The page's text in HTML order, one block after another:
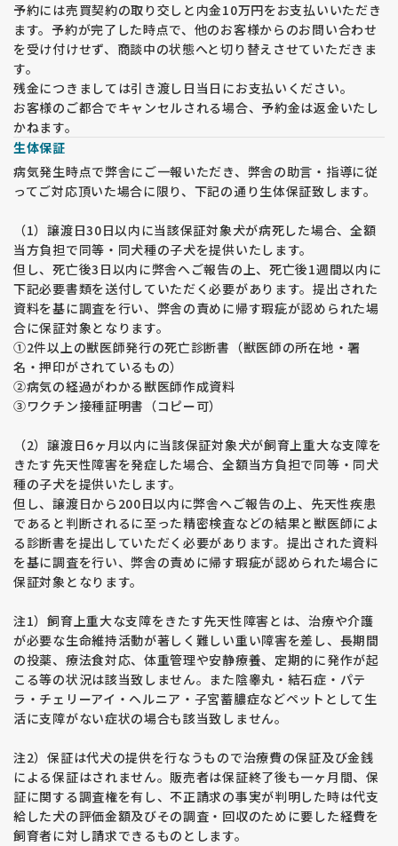
03：犬の福祉を守るための繁殖制限をおこないます
雌犬の生涯の繁殖回数は5回を上限とし、出産時に18ヶ月以下
、7歳以上となる繁殖はおこないません
帝王切開を2回受けた雌犬は、以降繁殖に用いることを禁止し
ます。
雌犬の出産は、６ヶ月ごとに発情期があると仮定して１年間に
１回のみとし、出産後の初めての発情の間は母体を休養させま
す。
発情期が不定期の場合は、出産から出産まで少なくとも 10 ヶ
月の間隔を開けることとします。
診断の結果をもとに引退時期を決定します。
04：繁殖犬の遺伝性疾患及び健康管理に関する取組みをおこな
います
・股関形成不全：生後12ヵ月齢以降に、JAHD（特定非営利活
動法人日本動物遺伝病ネットワーク）にて股関形成不全に関す
る検査及び評価を実施します。弊社繁殖犬は全頭、同遺伝性疾
患の所見は認められないとの評価を得ております
・遺伝性疾患：ゴールデンレトリバー犬種特有の遺伝病に関わ
る5項目＊1について全頭DNA検査を実施します。
検査結果をもとに遺伝病を発症しない組合せにて、繁殖をおこ
・犬ブルセラ症：人獣共通感染症の一つ。犬への感染では明瞭
な病的症状が見られることは少ないため
発見が遅くなることが多いです。弊舎では全頭ブルセラ症抗体
検査を実施し、全て陰性であることを確認済みです。
・健康診断：繁殖犬は全頭、最低１年に１回のヘルスチェック
を実施します。仔犬につきましても、全頭お引渡し前に健康診
断を実施します。
・感染症予防接種、狂犬病予防接種
・フィラリア予防薬服用、ノミダニ駆除薬服用
予約には売買契約の取り交しと内金10万円をお支払いいただき
ます。予約が完了した時点で、他のお客様からのお問い合わせ
を受け付けせず、商談中の状態へと切り替えさせていただきま
す。
残金につきましては引き渡し日当日にお支払いください。
お客様のご都合でキャンセルされる場合、予約金は返金いたし
かねます。
生体保証
病気発生時点で弊舎にご一報いただき、弊舎の助言・指導に従
ってご対応頂いた場合に限り、下記の通り生体保証致します。
（1）譲渡日30日以内に当該保証対象犬が病死した場合、全額
当方負担で同等・同犬種の子犬を提供いたします。
但し、死亡後3日以内に弊舎へご報告の上、死亡後1週間以内に
下記必要書類を送付していただく必要があります。提出された
資料を基に調査を行い、弊舎の責めに帰す瑕疵が認められた場
合に保証対象となります。
①2件以上の獣医師発行の死亡診断書（獣医師の所在地・署
名・押印がされているもの）
②病気の経過がわかる獣医師作成資料
③ワクチン接種証明書（コピー可）
（2）譲渡日6ヶ月以内に当該保証対象犬が飼育上重大な支障を
きたす先天性障害を発症した場合、全額当方負担で同等・同犬
種の子犬を提供いたします。
但し、譲渡日から200日以内に弊舎へご報告の上、先天性疾患
であると判断されるに至った精密検査などの結果と獣医師によ
る診断書を提出していただく必要があります。提出された資料
を基に調査を行い、弊舎の責めに帰す瑕疵が認められた場合に
保証対象となります。
注1）飼育上重大な支障をきたす先天性障害とは、治療や介護
が必要な生命維持活動が著しく難しい重い障害を差し、長期間
の投薬、療法食対応、体重管理や安静療養、定期的に発作が起
こる等の状況は該当致しません。また陰睾丸・結石症・パテ
ラ・チェリーアイ・ヘルニア・子宮蓄膿症などペットとして生
活に支障がない症状の場合も該当致しません。
注2）保証は代犬の提供を行なうもので治療費の保証及び金銭
による保証はされません。販売者は保証終了後も一ヶ月間、保
証に関する調査権を有し、不正請求の事実が判明した時は代支
給した犬の評価金額及びその調査・回収のために要した経費を
飼育者に対し請求できるものとします。